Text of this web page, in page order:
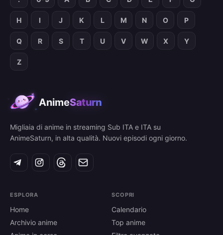
H I J K L M N O P
Q R S T U V W X Y
Z
AnimeSaturn
Migliaia di anime in streaming Sub ITA e ITA su
AnimeSaturn, in alta qualità. Nuovi episodi ogni giorno.
ESPLORA
Home
Archivio anime
SCOPRI
Calendario
Top anime